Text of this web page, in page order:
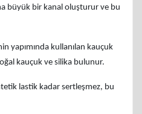
büyük bir kanal oluşturur ve bu
yapımında kullanılan kauçuk
kauçuk ve silika bulunur.
lastik kadar sertleşmez, bu